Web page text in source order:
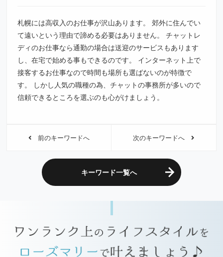
札幌には高収入のお仕事が沢山あります。 郊外に住んでい
て遠いという理由で諦める必要はありません。 チャットレ
ディのお仕事なら通勤の場合は送迎のサービスもあります
し、在宅で始める事もできるのです。 インターネット上で
接客するお仕事なので時間も場所も選ばないのが特徴で
す。 しかし人気の職種の為、チャットの事務所が多いので
信頼できるところを選ぶのも心がけましょう。
前のキーワードへ 次のキーワードへ
キーワード一覧へ